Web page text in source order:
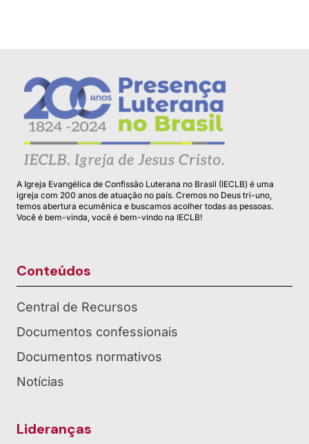
A Igreja Evangélica de Confissão Luterana no Brasil (IECLB) é uma
igreja com 200 anos de atuação no país. Cremos no Deus tri-uno,
temos abertura ecumênica e buscamos acolher todas as pessoas.
Você é bem-vinda, você é bem-vindo na IECLB!
Conteúdos
Central de Recursos
Documentos confessionais
Documentos normativos
Notícias
Lideranças